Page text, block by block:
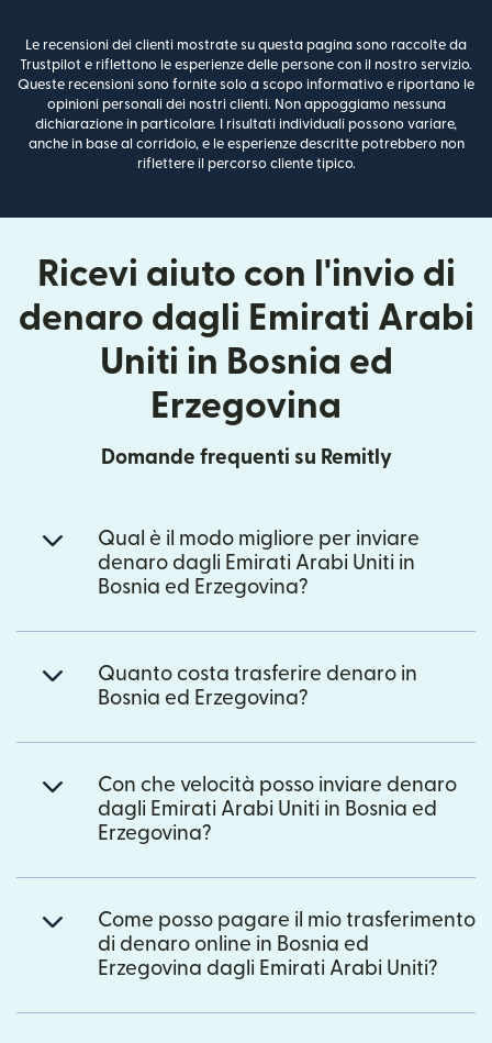
Le recensioni dei clienti mostrate su questa pagina sono raccolte da
Trustpilot e riflettono le esperienze delle persone con il nostro servizio.
Queste recensioni sono fornite solo a scopo informativo e riportano le
opinioni personali dei nostri clienti. Non appoggiamo nessuna
dichiarazione in particolare. I risultati individuali possono variare,
anche in base al corridoio, e le esperienze descritte potrebbero non
riflettere il percorso cliente tipico.
Ricevi aiuto con l'invio di
denaro dagli Emirati Arabi
Uniti in Bosnia ed
Erzegovina
Domande frequenti su Remitly
Qual è il modo migliore per inviare
denaro dagli Emirati Arabi Uniti in
Bosnia ed Erzegovina?
Quanto costa trasferire denaro in
Bosnia ed Erzegovina?
Con che velocità posso inviare denaro
dagli Emirati Arabi Uniti in Bosnia ed
Erzegovina?
Come posso pagare il mio trasferimento
di denaro online in Bosnia ed
Erzegovina dagli Emirati Arabi Uniti?